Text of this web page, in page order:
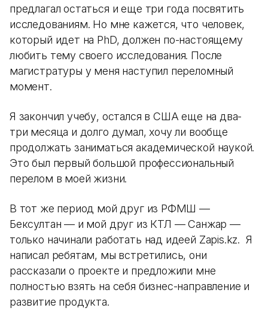
предлагал остаться и еще три года посвятить
исследованиям. Но мне кажется, что человек,
который идет на PhD, должен по-настоящему
любить тему своего исследования. После
магистратуры у меня наступил переломный
момент.
Я закончил учебу, остался в США еще на два-
три месяца и долго думал, хочу ли вообще
продолжать заниматься академической наукой.
Это был первый большой профессиональный
перелом в моей жизни.
В тот же период мой друг из РФМШ —
Бексултан — и мой друг из КТЛ — Санжар —
только начинали работать над идеей Zapis.kz. Я
написал ребятам, мы встретились, они
рассказали о проекте и предложили мне
полностью взять на себя бизнес-направление и
развитие продукта.